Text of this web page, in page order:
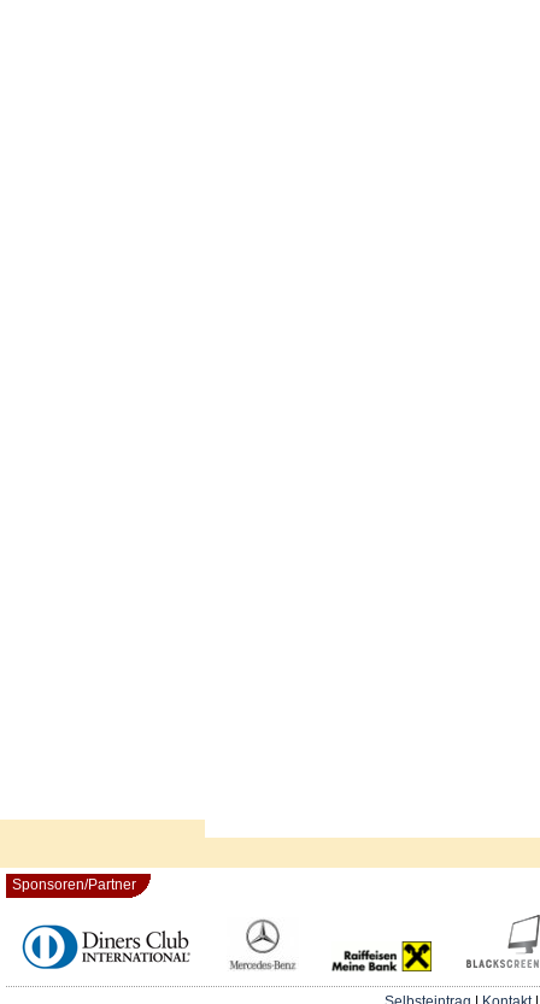
Sponsoren/Partner